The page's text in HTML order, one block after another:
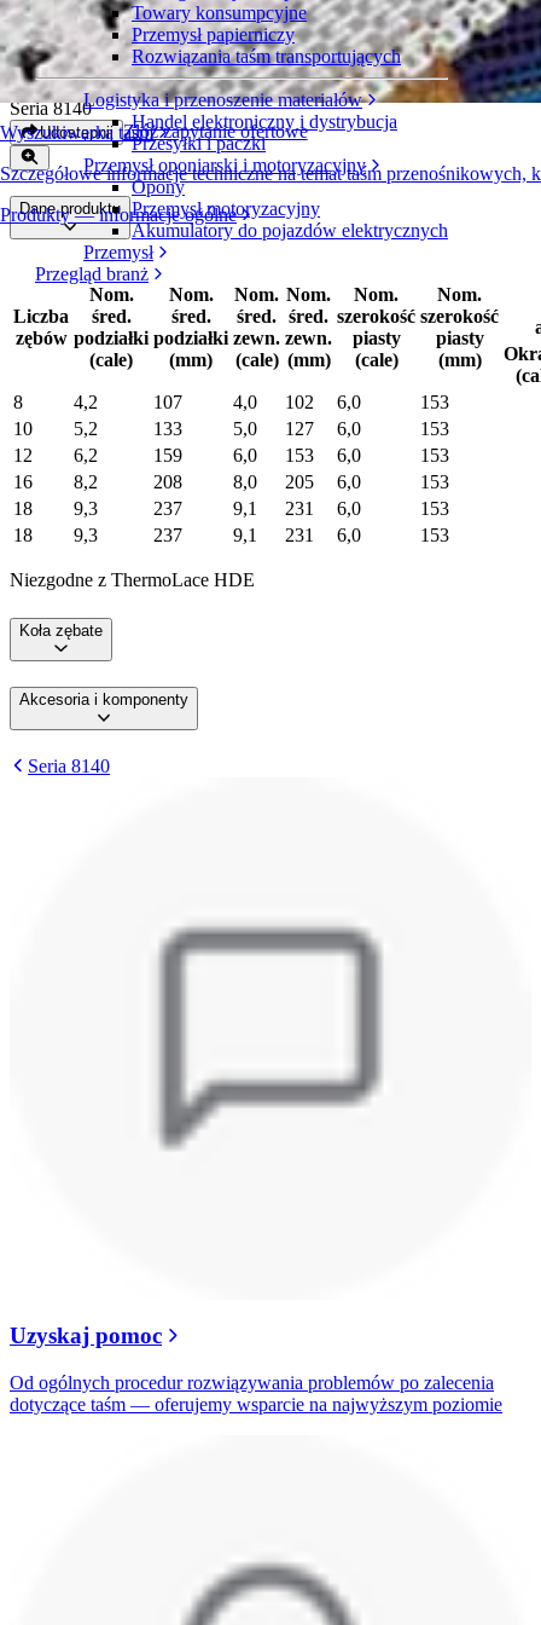
Wyszukiwarka taśm
Szczegółowe informacje techniczne na temat taśm
Produkty — informacje ogólne
Towary konsumpcyjne
Przemysł papierniczy
Rozwiązania taśm transportujących
Logistyka i przenoszenie materiałów
Handel elektroniczny i dystrybucja
Przesyłki i paczki
Przemysł oponiarski i motoryzacyjny
Opony
Przemysł motoryzacyjny
Akumulatory do pojazdów elektrycznych
Przemysł
Przegląd branż
Dane koła zębatego bez rowka S8140 z
naturalnego acetalu
Seria 8140
Udostępnij Złóż zapytanie ofertowe
Dane produktu
Liczba
zębów
Nom.
śred.
podziałki
(cale)
Nom.
śred.
podziałki
(mm)
Nom.
śred.
zewn.
(cale)
Nom.
śred.
zewn.
(mm)
Nom.
szerokość
piasty
(cale)
Nom.
szerokość
piasty
(mm)
8
4,2 107 4,0 102 6,0
153
10
5,2 133 5,0 127 6,0
153
12
6,2 159 6,0 153 6,0
153
16
8,2 208 8,0 205 6,0
153
18
9,3 237 9,1 231 6,0
153
18
9,3 237 9,1 231 6,0 153
Niezgodne z ThermoLace HDE
Koła zębate
Akcesoria i komponenty
Seria 8140
Uzyskaj pomoc
Od ogólnych procedur rozwiązywania problemów po zalecenia
dotyczące taśm — oferujemy wsparcie na najwyższym poziomie